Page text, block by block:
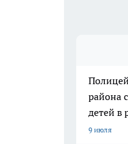
района
детей в
9 июля